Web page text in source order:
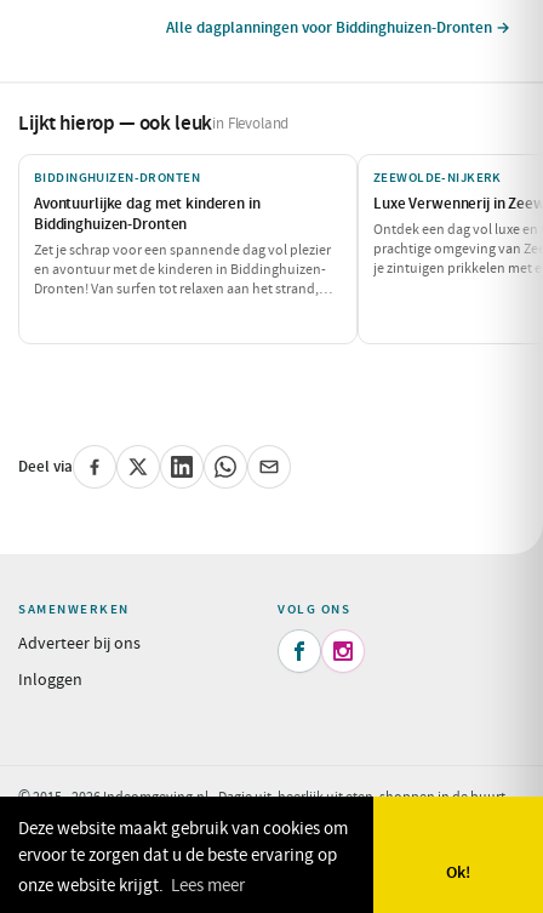
Alle dagplanningen voor Biddinghuizen-Dronten →
Lijkt hierop — ook leukin Flevoland
BIDDINGHUIZEN-DRONTEN
Avontuurlijke dag met kinderen in
Biddinghuizen-Dronten
Zet je schrap voor een spannende dag vol plezier
en avontuur met de kinderen in Biddinghuizen-
Dronten! Van surfen tot relaxen aan het strand,
deze regio te bieden heeft. Maak je klaar voor een
ZEEWOLDE-NIJKERK
Luxe Verwennerij in
Ontdek een dag vol luxe
prachtige omgeving van
je zintuigen prikkelen met
Deel via
SAMENWERKEN
Adverteer bij ons
Inloggen
VOLG ONS
 
© 2015 - 2026 Indeomgeving.nl - Dagje uit, heerlijk uit eten, shoppen in de buurt
van uw vakantiepark. Privacy Policy
Deze website maakt gebruik van cookies om
ervoor te zorgen dat u de beste ervaring op
onze website krijgt. Lees meer
Ok!